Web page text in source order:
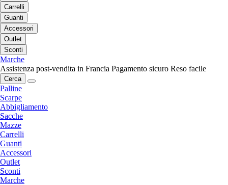
Carrelli
Guanti
Accessori
Outlet
Sconti
Marche
Assistenza post-vendita in Francia Pagamento sicuro Reso facile
Cerca
Palline
Scarpe
Abbigliamento
Sacche
Mazze
Carrelli
Guanti
Accessori
Outlet
Sconti
Marche